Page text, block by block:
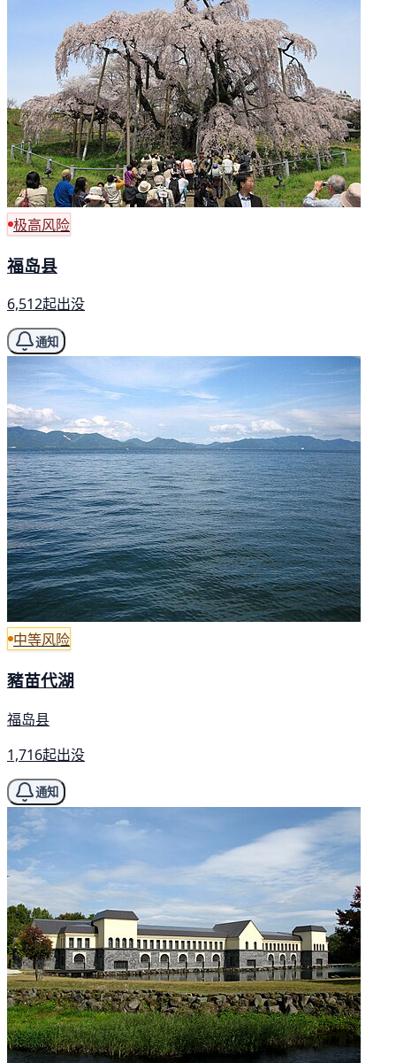
极高风险
福岛县
6,512起出没
通知
中等风险
豬苗代湖
福岛县
1,716起出没
通知